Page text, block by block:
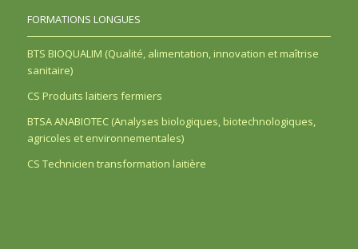
FORMATIONS LONGUES
BTS BIOQUALIM (Qualité, alimentation, innovation et maîtrise
sanitaire)
CS Produits laitiers fermiers
BTSA ANABIOTEC (Analyses biologiques, biotechnologiques,
agricoles et environnementales)
CS Technicien transformation laitière